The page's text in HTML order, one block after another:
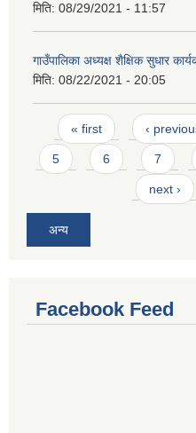
मिति: 08/29/2021 - 11:57
गाउँपालिका अध्यक्ष शैक्षिक सुधार
मिति: 08/22/2021 - 20:05
Pages
« first ‹
5 6 7
next ›
अन्य
Facebook Feed